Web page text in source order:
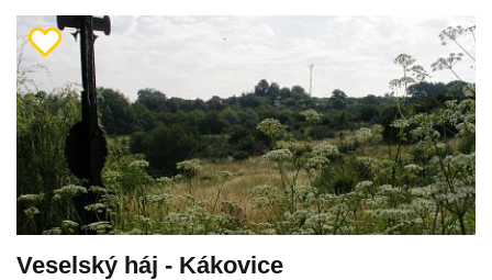
Veselský háj - Kákovice